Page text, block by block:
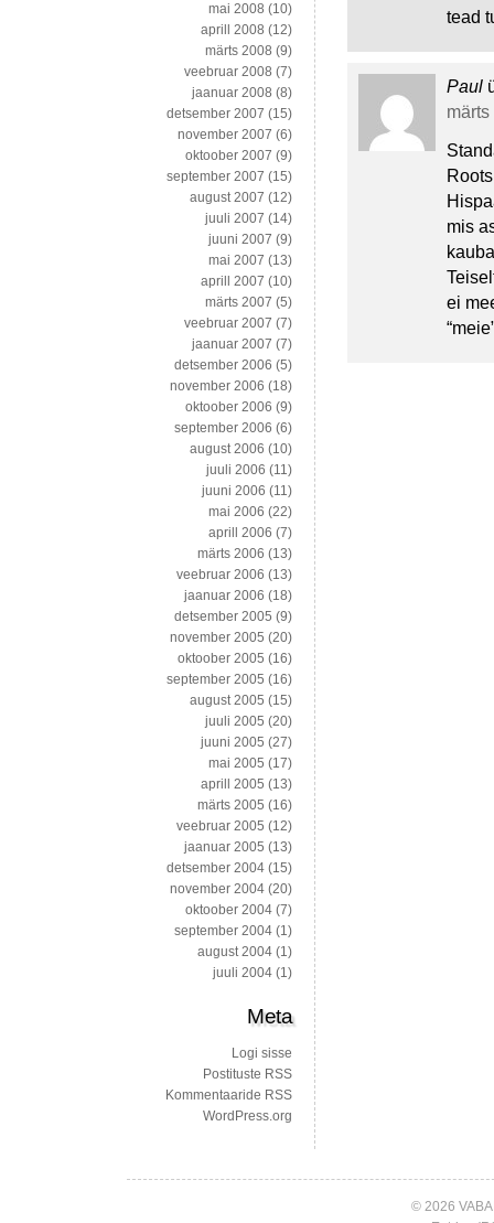
tead
Paul
mis
ei
mai 2008 (10)
aprill 2008 (12)
märts 2008 (9)
veebruar 2008 (7)
jaanuar 2008 (8)
detsember 2007 (15)
november 2007 (6)
oktoober 2007 (9)
september 2007 (15)
august 2007 (12)
juuli 2007 (14)
juuni 2007 (9)
mai 2007 (13)
aprill 2007 (10)
märts 2007 (5)
veebruar 2007 (7)
jaanuar 2007 (7)
detsember 2006 (5)
november 2006 (18)
oktoober 2006 (9)
september 2006 (6)
august 2006 (10)
juuli 2006 (11)
juuni 2006 (11)
mai 2006 (22)
aprill 2006 (7)
märts 2006 (13)
veebruar 2006 (13)
jaanuar 2006 (18)
detsember 2005 (9)
november 2005 (20)
oktoober 2005 (16)
september 2005 (16)
august 2005 (15)
juuli 2005 (20)
juuni 2005 (27)
mai 2005 (17)
aprill 2005 (13)
märts 2005 (16)
veebruar 2005 (12)
jaanuar 2005 (13)
detsember 2004 (15)
november 2004 (20)
oktoober 2004 (7)
september 2004 (1)
august 2004 (1)
juuli 2004 (1)
Meta
Logi sisse
Postituste RSS
Kommentaaride RSS
WordPress.org
© 2026